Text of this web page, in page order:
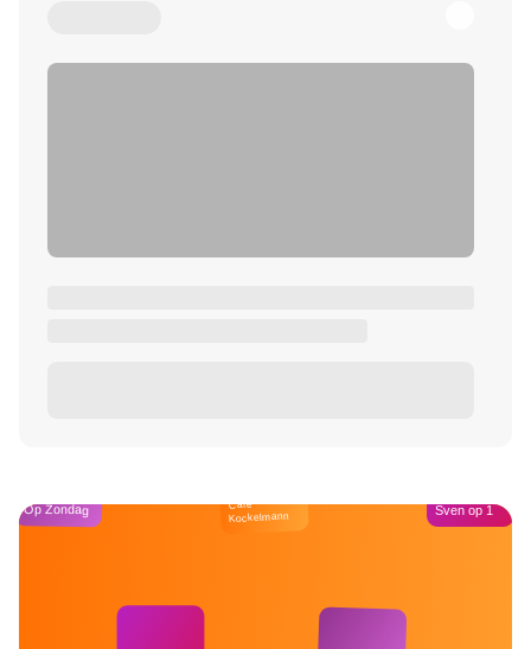
Op Zondag Café
Kockelmann Sven op 1